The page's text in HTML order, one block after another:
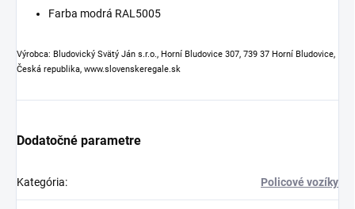
Farba modrá RAL5005
Výrobca: Bludovický Svätý Ján s.r.o., Horní Bludovice 307, 739 37 Horní Bludovice,
Česká republika, www.slovenskeregale.sk
Dodatočné parametre
Kategória: Policové vozíky